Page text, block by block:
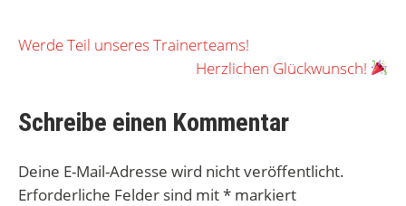
Beitragsnavigation
Werde Teil unseres Trainerteams!
Herzlichen Glückwunsch!
Schreibe einen Kommentar
Deine E-Mail-Adresse wird nicht veröffentlicht.
Erforderliche Felder sind mit* markiert